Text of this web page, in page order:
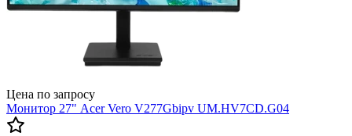
Цена по запросу
Монитор 27" Acer Vero V277Gbipv UM.HV7CD.G04